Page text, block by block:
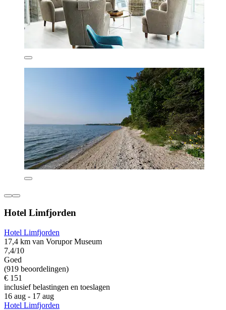
Hotel Limfjorden
Hotel Limfjorden
17,4 km van Vorupor Museum
7,4/10
Goed
(919 beoordelingen)
€ 151
inclusief belastingen en toeslagen
16 aug - 17 aug
Hotel Limfjorden